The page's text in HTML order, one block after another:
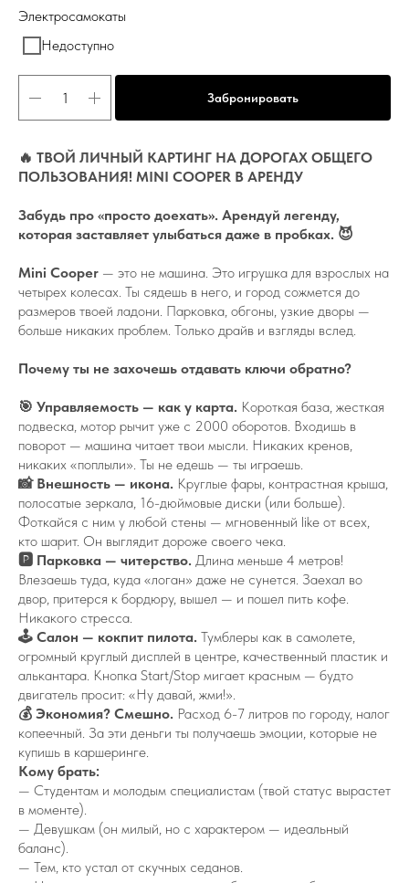
Электросамокаты
Недоступно
Забронировать
🔥 ТВОЙ ЛИЧНЫЙ КАРТИНГ НА ДОРОГАХ ОБЩЕГО
ПОЛЬЗОВАНИЯ! MINI COOPER В АРЕНДУ
Забудь про «просто доехать». Арендуй легенду,
которая заставляет улыбаться даже в пробках. 😈
Mini Cooper — это не машина. Это игрушка для взрослых на
четырех колесах. Ты сядешь в него, и город сожмется до
размеров твоей ладони. Парковка, обгоны, узкие дворы —
больше никаких проблем. Только драйв и взгляды вслед.
Почему ты не захочешь отдавать ключи обратно?
🎯 Управляемость — как у карта. Короткая база, жесткая
подвеска, мотор рычит уже с 2000 оборотов. Входишь в
поворот — машина читает твои мысли. Никаких кренов,
никаких «поплыли». Ты не едешь — ты играешь.
📸 Внешность — икона. Круглые фары, контрастная крыша,
полосатые зеркала, 16-дюймовые диски (или больше).
Фоткайся с ним у любой стены — мгновенный like от всех,
кто шарит. Он выглядит дороже своего чека.
🅿️ Парковка — читерство. Длина меньше 4 метров!
Влезаешь туда, куда «логан» даже не сунется. Заехал во
двор, притерся к бордюру, вышел — и пошел пить кофе.
Никакого стресса.
🕹️ Салон — кокпит пилота. Тумблеры как в самолете,
огромный круглый дисплей в центре, качественный пластик и
алькантара. Кнопка Start/Stop мигает красным — будто
двигатель просит: «Ну давай, жми!».
💰 Экономия? Смешно. Расход 6-7 литров по городу, налог
копеечный. За эти деньги ты получаешь эмоции, которые не
купишь в каршеринге.
Кому брать:
— Студентам и молодым специалистам (твой статус вырастет
в моменте).
— Девушкам (он милый, но с характером — идеальный
баланс).
— Тем, кто устал от скучных седанов.